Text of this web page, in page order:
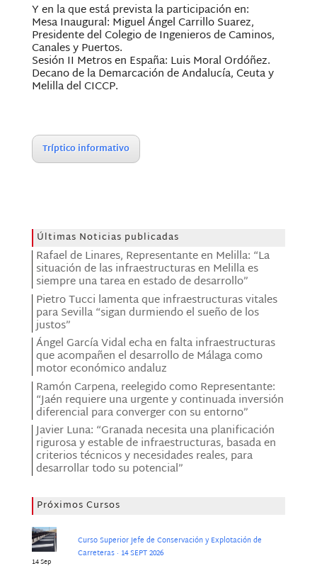
Y en la que está prevista la participación en:
Mesa Inaugural: Miguel Ángel Carrillo Suarez,
Presidente del Colegio de Ingenieros de Caminos,
Canales y Puertos.
Sesión II Metros en España: Luis Moral Ordóñez.
Decano de la Demarcación de Andalucía, Ceuta y
Melilla del CICCP.
Tríptico informativo
Últimas Noticias publicadas
Rafael de Linares, Representante en Melilla: “La
situación de las infraestructuras en Melilla es
siempre una tarea en estado de desarrollo”
Pietro Tucci lamenta que infraestructuras vitales
para Sevilla “sigan durmiendo el sueño de los
justos”
Ángel García Vidal echa en falta infraestructuras
que acompañen el desarrollo de Málaga como
motor económico andaluz
Ramón Carpena, reelegido como Representante:
“Jaén requiere una urgente y continuada inversión
diferencial para converger con su entorno”
Javier Luna: “Granada necesita una planificación
rigurosa y estable de infraestructuras, basada en
criterios técnicos y necesidades reales, para
desarrollar todo su potencial”
Próximos Cursos
14 Sep
Curso Superior Jefe de Conservación y Explotación de
Carreteras · 14 SEPT 2026